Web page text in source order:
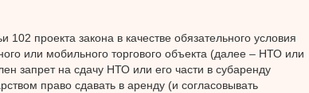
102 проекта закона в качестве обязательного условия
или мобильного торгового объекта (далее – НТО или
запрет на сдачу НТО или его части в субаренду
право сдавать в аренду (и согласовывать